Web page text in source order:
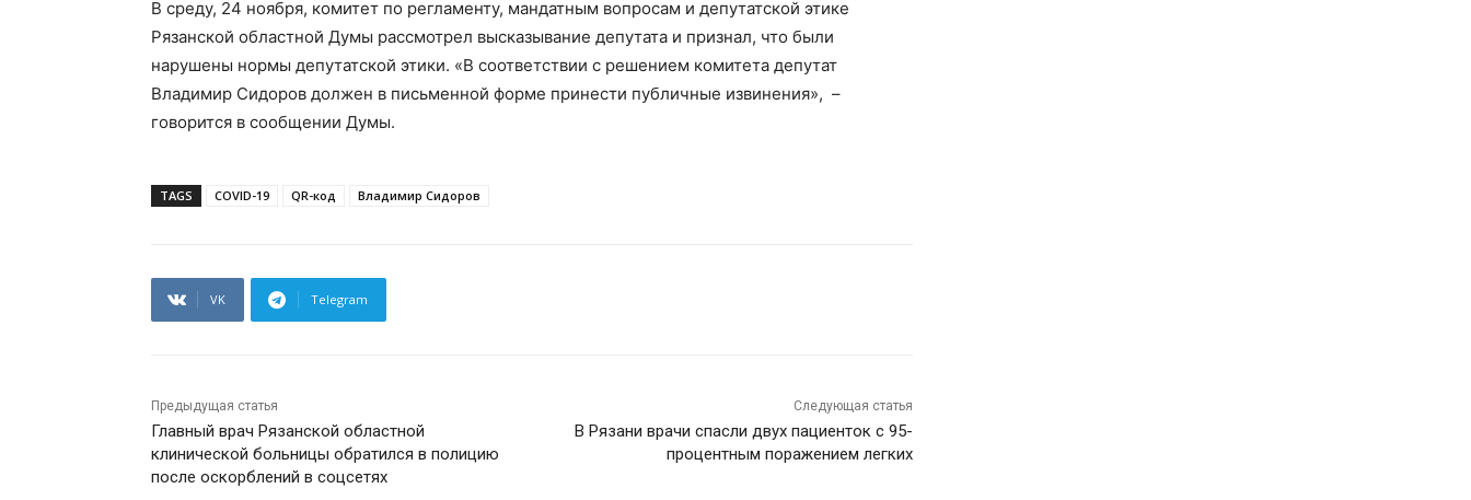
В среду, 24 ноября, комитет по регламенту, мандатным вопросам и депутатской этике
Рязанской областной Думы рассмотрел высказывание депутата и признал, что были
нарушены нормы депутатской этики. «В соответствии с решением комитета депутат
Владимир Сидоров должен в письменной форме принести публичные извинения», –
говорится в сообщении Думы.
TAGS COVID-19 QR-код Владимир Сидоров
VK Telegram
Предыдущая статья
Главный врач Рязанской областной
клинической больницы обратился в полицию
после оскорблений в соцсетях
Следующая статья
В Рязани врачи спасли двух пациенток с 95-
процентным поражением легких